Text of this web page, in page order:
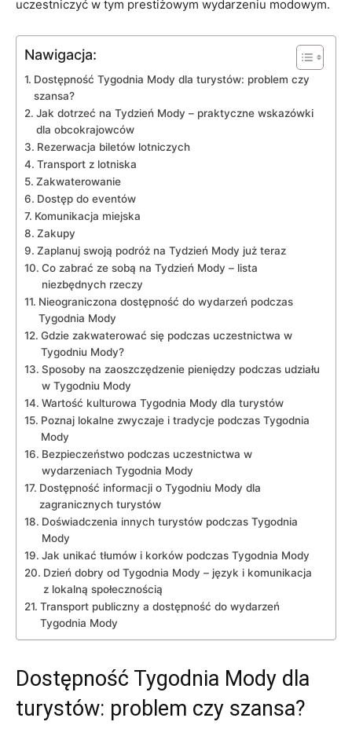
uczestniczyć w tym prestiżowym wydarzeniu modowym.
Nawigacja:
Dostępność Tygodnia Mody dla turystów: problem czy
szansa?
Jak dotrzeć na⁤ Tydzień Mody – praktyczne wskazówki
dla obcokrajowców
Rezerwacja biletów lotniczych
Transport‌ z lotniska
Zakwaterowanie
Dostęp do eventów
Komunikacja‌ miejska
Zakupy
Zaplanuj‍ swoją​ podróż na Tydzień Mody już teraz
Co zabrać ze sobą na Tydzień Mody⁤ – lista ​
niezbędnych rzeczy
Nieograniczona dostępność do ⁢wydarzeń podczas
Tygodnia Mody
Gdzie ‌zakwaterować się podczas uczestnictwa w
Tygodniu Mody?
Sposoby na zaoszczędzenie pieniędzy podczas udziału
w Tygodniu Mody
Wartość kulturowa ⁢Tygodnia Mody dla turystów
Poznaj lokalne zwyczaje i tradycje podczas Tygodnia
Mody
Bezpieczeństwo podczas⁤ uczestnictwa w
wydarzeniach Tygodnia Mody
Dostępność informacji o Tygodniu Mody dla
zagranicznych turystów
Doświadczenia innych turystów podczas Tygodnia
Mody
Jak unikać ‍tłumów⁢ i korków podczas Tygodnia Mody
Dzień dobry od Tygodnia Mody – język ‌i komunikacja
z lokalną ‍społecznością
Transport⁤ publiczny a dostępność⁤ do wydarzeń
Tygodnia Mody
Dostępność Tygodnia Mody dla
turystów: problem czy szansa?